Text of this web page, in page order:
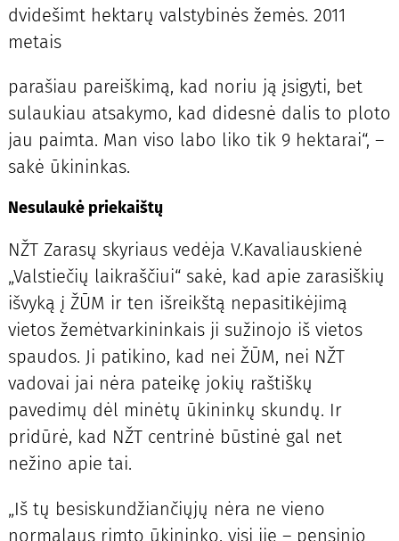
dvidešimt hektarų valstybinės žemės. 2011
metais
parašiau pareiškimą, kad noriu ją įsigyti, bet
sulaukiau atsakymo, kad didesnė dalis to ploto
jau paimta. Man viso labo liko tik 9 hektarai“, –
sakė ūkininkas.
Nesulaukė priekaištų
NŽT Zarasų skyriaus vedėja V.Kavaliauskienė
„Valstiečių laikraščiui“ sakė, kad apie zarasiškių
išvyką į ŽŪM ir ten išreikštą nepasitikėjimą
vietos žemėtvarkininkais ji sužinojo iš vietos
spaudos. Ji patikino, kad nei ŽŪM, nei NŽT
vadovai jai nėra pateikę jokių raštiškų
pavedimų dėl minėtų ūkininkų skundų. Ir
pridūrė, kad NŽT centrinė būstinė gal net
nežino apie tai.
„Iš tų besiskundžiančiųjų nėra ne vieno
normalaus rimto ūkininko, visi jie – pensinio